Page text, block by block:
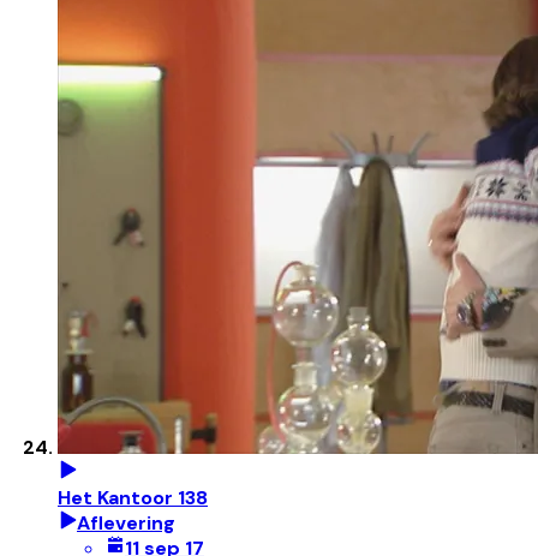
Het Kantoor 138
Aflevering
11 sep 17